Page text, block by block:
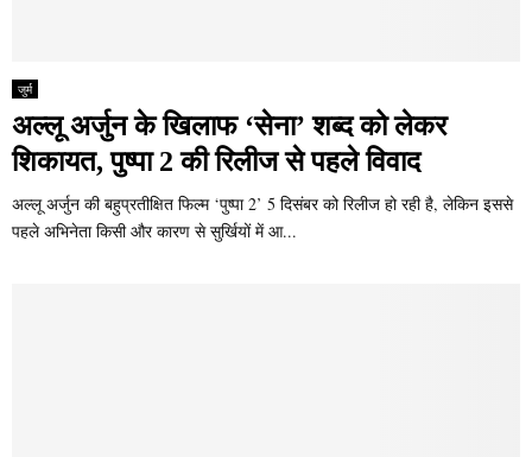
जुर्म
अल्लू अर्जुन के खिलाफ ‘सेना’ शब्द को लेकर
शिकायत, पुष्पा 2 की रिलीज से पहले विवाद
अल्लू अर्जुन की बहुप्रतीक्षित फिल्म ‘पुष्पा 2’ 5 दिसंबर को रिलीज हो रही है, लेकिन इससे
पहले अभिनेता किसी और कारण से सुर्खियों में आ...